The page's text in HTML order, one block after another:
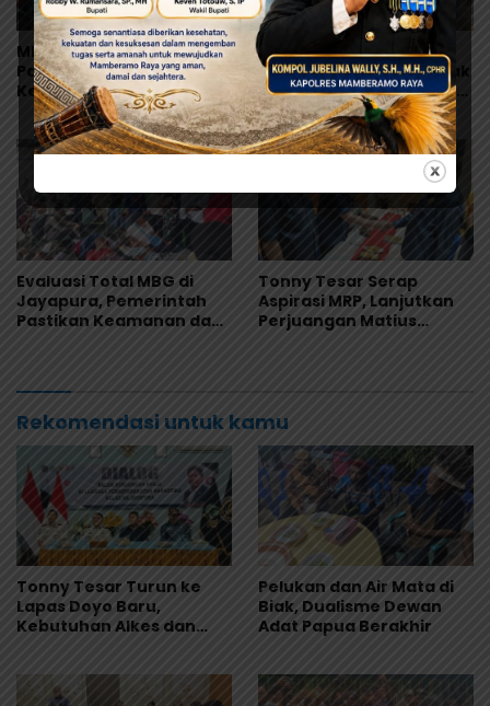
MRP Tegaskan Dukungan
Papua Utara: “Ini Soal
Keadilan bagi Saireri”
Warisan Leluhur Pulang
ke Papua, Ribuan Artefak
dari Amerika Diserahkan
ke Museum Uncen
Evaluasi Total MBG di
Jayapura, Pemerintah
Pastikan Keamanan dan
Tonny Tesar Serap
Aspirasi MRP, Lanjutkan
Perjuangan Matius
Rekomendasi untuk kamu
Tonny Tesar Turun ke
Lapas Doyo Baru,
Kebutuhan Alkes dan
Pelukan dan Air Mata di
Biak, Dualisme Dewan
Adat Papua Berakhir